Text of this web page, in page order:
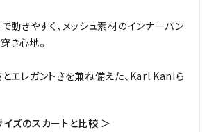
で動きやすく、メッシュ素材のインナーパン
き心地。
とエレガントさを兼ね備えた、Karl Kaniら
ズのスカートと比較 ＞